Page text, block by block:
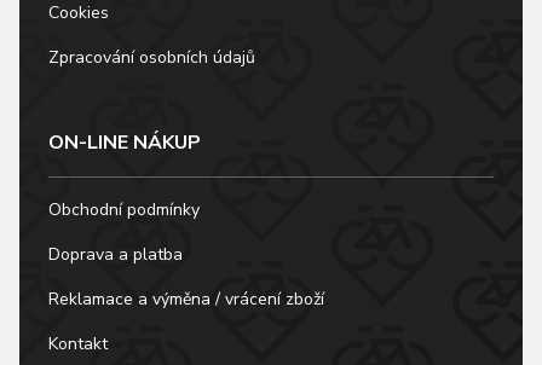
Cookies
Zpracování osobních údajů
ON-LINE NÁKUP
Obchodní podmínky
Doprava a platba
Reklamace a výměna / vrácení zboží
Kontakt